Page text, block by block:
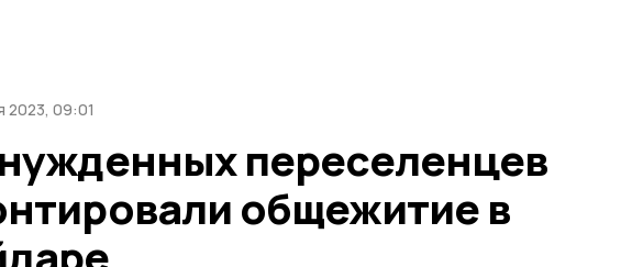
2023, 09:01
переселенцев
общежитие в